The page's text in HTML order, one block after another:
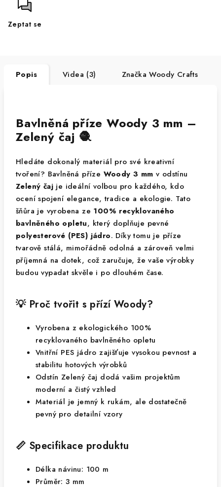
Zeptat se
Popis Videa (3) Značka Woody Crafts
Bavlněná příze Woody 3 mm –
Zelený čaj 🧶
Hledáte dokonalý materiál pro své kreativní
tvoření? Bavlněná příze Woody 3 mm v odstínu
Zelený čaj je ideální volbou pro každého, kdo
ocení spojení elegance, tradice a ekologie. Tato
šňůra je vyrobena ze 100% recyklovaného
bavlněného opletu, který doplňuje pevné
polyesterové (PES) jádro. Díky tomu je příze
tvarově stálá, mimořádně odolná a zároveň velmi
příjemná na dotek, což zaručuje, že vaše výrobky
budou vypadat skvěle i po dlouhém čase.
💡 Proč tvořit s přízí Woody?
Vyrobena z ekologického 100%
recyklovaného bavlněného opletu
Vnitřní PES jádro zajišťuje vysokou pevnost a
stabilitu hotových výrobků
Odstín Zelený čaj dodá vašim projektům
moderní a čistý vzhled
Materiál je jemný k rukám, ale dostatečně
pevný pro detailní vzory
📏 Specifikace produktu
Délka návinu: 100 m
Průměr: 3 mm